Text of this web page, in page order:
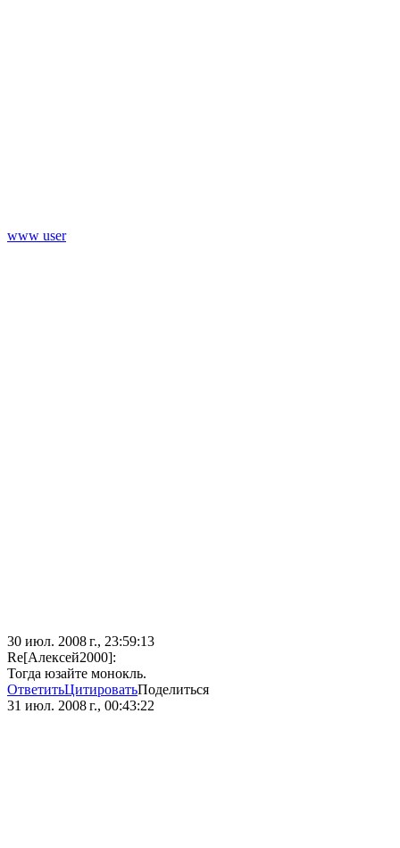
www user
30 июл. 2008 г., 23:59:13
Re[Алексей2000]:
Тогда юзайте монокль.
ОтветитьЦитироватьПоделиться
31 июл. 2008 г., 00:43:22